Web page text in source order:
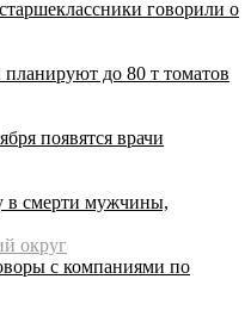
говорили о
планируют до 80 т томатов
появятся врачи
в смерти мужчины,
округ
с компаниями по